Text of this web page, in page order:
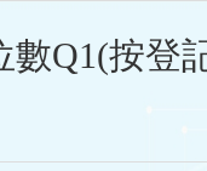
Q1(按登